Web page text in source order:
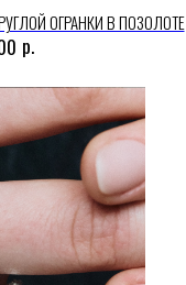
ОГРАНКИ В ПОЗОЛОТЕ
р.